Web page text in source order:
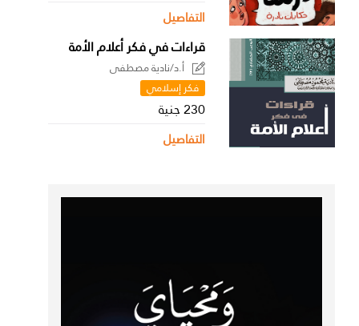
التفاصيل
قراءات في فكر أعلام الأمة
أ.د/نادية مصطفى
فكر إسلامي
230 جنية
التفاصيل